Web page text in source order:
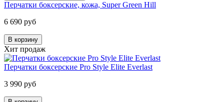
Перчатки боксерские, кожа, Super Green Hill
6 690 руб
В корзину
Хит продаж
Перчатки боксерские Pro Style Elite Everlast
3 990 руб